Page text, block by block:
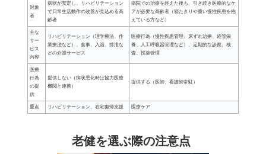
対象
者
病状が安定し、リハビリテーション
で日常生活動作の改善が見込める高
齢者
病院での治療を終えた後も、引き続き医療的なケ
アが必要な高齢者（寝たきりや重い慢性疾患を抱
えている方など）
主な
サー
ビス
内容
リハビリテーション（理学療法、作
業療法など）、食事、入浴、排泄な
どの介護サービス
医療行為（慢性疾患管理、床ずれ治療、経管栄
養、人工呼吸器管理など）、定期的な診察、検
査、投薬管理
医療
行為
の提
供
提供しない（病状悪化時は協力医療
機関と連携）
提供する（医師、看護師常駐）
重点 リハビリテーション、在宅復帰支援 医療ケア
老健を選ぶ際の注意点